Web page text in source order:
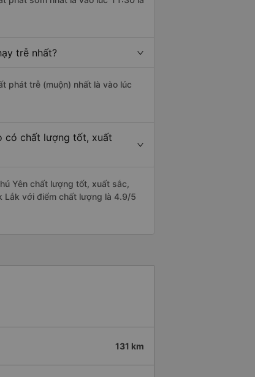
trễ nhất?
phát trễ (muộn) nhất là vào lúc
có chất lượng tốt, xuất
Yên chất lượng tốt, xuất sắc,
Lắk với điểm chất lượng là 4.9/5
131 km